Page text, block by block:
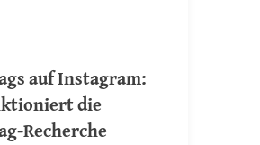
auf Instagram:
die
Recherche